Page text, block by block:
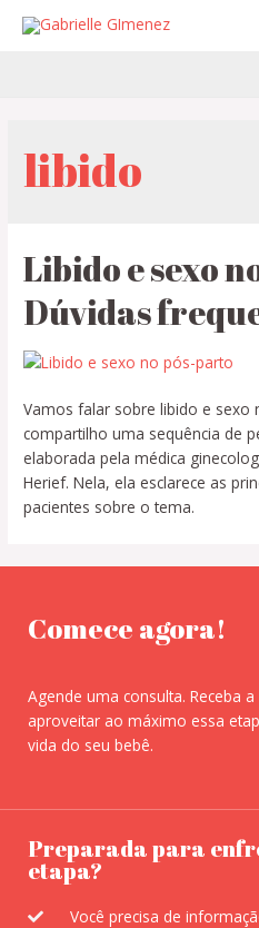
libido
Libido e sexo
Dúvidas
Vamos falar sobre libido e sexo
compartilho uma sequência de
elaborada pela médica
Herief. Nela, ela esclarece as
pacientes sobre o tema.
Comece agora!
Agende uma consulta. Receba
aproveitar ao máximo essa
vida do seu bebê.
Preparada para
etapa?
Você precisa de